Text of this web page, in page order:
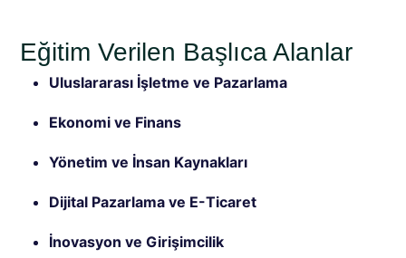
Eğitim Verilen Başlıca Alanlar
Uluslararası İşletme ve Pazarlama
Ekonomi ve Finans
Yönetim ve İnsan Kaynakları
Dijital Pazarlama ve E-Ticaret
İnovasyon ve Girişimcilik